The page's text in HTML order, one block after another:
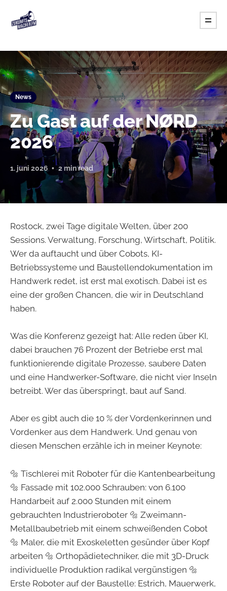
News
Zu Gast auf der NØRD
2026
1. juni 2026 2 min read
Rostock, zwei Tage digitale Welten, über 200
Sessions. Verwaltung, Forschung, Wirtschaft, Politik.
Wer da auftaucht und über Cobots, KI-
Betriebssysteme und Baustellendokumentation im
Handwerk redet, ist erst mal exotisch. Dabei ist es
eine der großen Chancen, die wir in Deutschland
haben.
Was die Konferenz gezeigt hat: Alle reden über KI,
dabei brauchen 76 Prozent der Betriebe erst mal
funktionierende digitale Prozesse, saubere Daten
und eine Handwerker-Software, die nicht vier Inseln
betreibt. Wer das überspringt, baut auf Sand.
Aber es gibt auch die 10 % der Vordenkerinnen und
Vordenker aus dem Handwerk. Und genau von
diesen Menschen erzähle ich in meiner Keynote:
🔩 Tischlerei mit Roboter für die Kantenbearbeitung
🔩 Fassade mit 102.000 Schrauben: von 6.100
Handarbeit auf 2.000 Stunden mit einem
gebrauchten Industrieroboter 🔩 Zweimann-
Metallbaubetrieb mit einem schweißenden Cobot
🔩 Maler, die mit Exoskeletten gesünder über Kopf
arbeiten 🔩 Orthopädietechniker, die mit 3D-Druck
individuelle Produktion radikal vergünstigen 🔩
Erste Roboter auf der Baustelle: Estrich, Mauerwerk,